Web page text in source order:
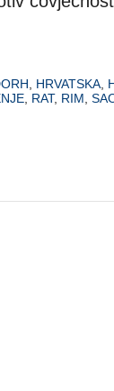
HRVATSKA
RAT, RIM